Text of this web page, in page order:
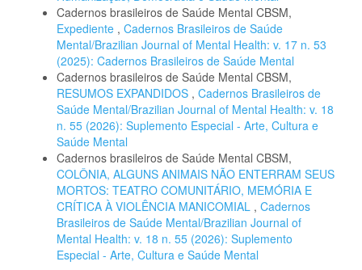
Cadernos brasileiros de Saúde Mental CBSM,
Expediente , Cadernos Brasileiros de Saúde
Mental/Brazilian Journal of Mental Health: v. 17 n. 53
(2025): Cadernos Brasileiros de Saúde Mental
Cadernos brasileiros de Saúde Mental CBSM,
RESUMOS EXPANDIDOS , Cadernos Brasileiros de
Saúde Mental/Brazilian Journal of Mental Health: v. 18
n. 55 (2026): Suplemento Especial - Arte, Cultura e
Saúde Mental
Cadernos brasileiros de Saúde Mental CBSM,
COLÔNIA, ALGUNS ANIMAIS NÃO ENTERRAM SEUS
MORTOS: TEATRO COMUNITÁRIO, MEMÓRIA E
CRÍTICA À VIOLÊNCIA MANICOMIAL , Cadernos
Brasileiros de Saúde Mental/Brazilian Journal of
Mental Health: v. 18 n. 55 (2026): Suplemento
Especial - Arte, Cultura e Saúde Mental